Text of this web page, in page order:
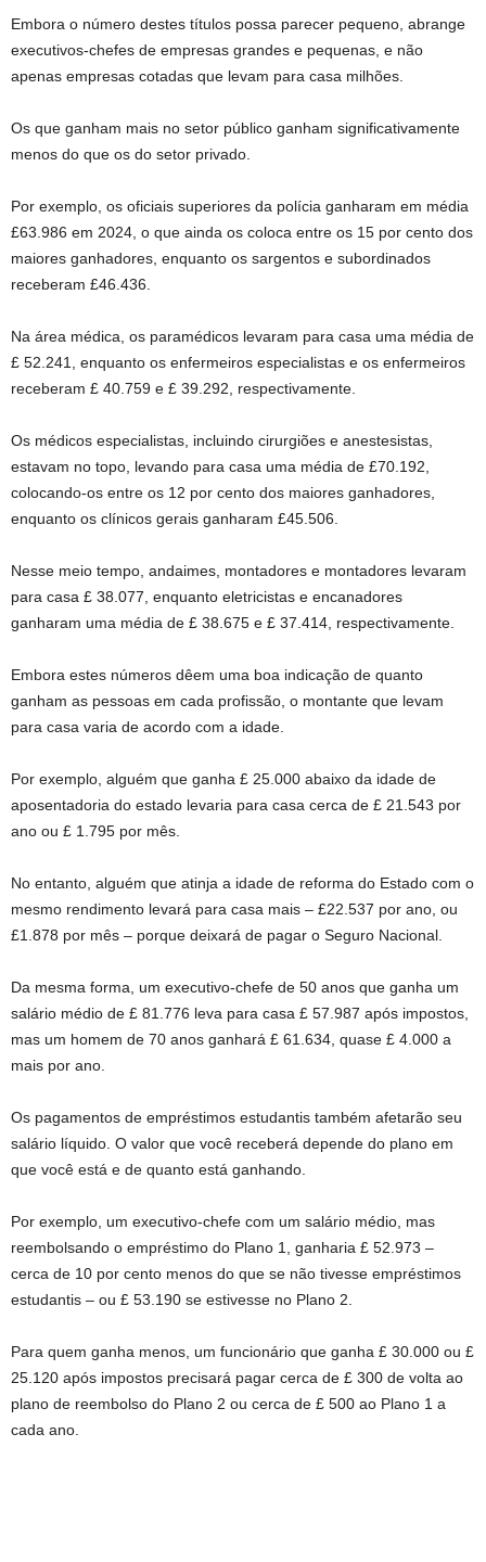
Embora o número destes títulos possa parecer pequeno, abrange
executivos-chefes de empresas grandes e pequenas, e não
apenas empresas cotadas que levam para casa milhões.
Os que ganham mais no setor público ganham significativamente
menos do que os do setor privado.
Por exemplo, os oficiais superiores da polícia ganharam em média
£63.986 em 2024, o que ainda os coloca entre os 15 por cento dos
maiores ganhadores, enquanto os sargentos e subordinados
receberam £46.436.
Na área médica, os paramédicos levaram para casa uma média de
£ 52.241, enquanto os enfermeiros especialistas e os enfermeiros
receberam £ 40.759 e £ 39.292, respectivamente.
Os médicos especialistas, incluindo cirurgiões e anestesistas,
estavam no topo, levando para casa uma média de £70.192,
colocando-os entre os 12 por cento dos maiores ganhadores,
enquanto os clínicos gerais ganharam £45.506.
Nesse meio tempo, andaimes, montadores e montadores levaram
para casa £ 38.077, enquanto eletricistas e encanadores
ganharam uma média de £ 38.675 e £ 37.414, respectivamente.
Embora estes números dêem uma boa indicação de quanto
ganham as pessoas em cada profissão, o montante que levam
para casa varia de acordo com a idade.
Por exemplo, alguém que ganha £ 25.000 abaixo da idade de
aposentadoria do estado levaria para casa cerca de £ 21.543 por
ano ou £ 1.795 por mês.
No entanto, alguém que atinja a idade de reforma do Estado com o
mesmo rendimento levará para casa mais – £22.537 por ano, ou
£1.878 por mês – porque deixará de pagar o Seguro Nacional.
Da mesma forma, um executivo-chefe de 50 anos que ganha um
salário médio de £ 81.776 leva para casa £ 57.987 após impostos,
mas um homem de 70 anos ganhará £ 61.634, quase £ 4.000 a
mais por ano.
Os pagamentos de empréstimos estudantis também afetarão seu
salário líquido. O valor que você receberá depende do plano em
que você está e de quanto está ganhando.
Por exemplo, um executivo-chefe com um salário médio, mas
reembolsando o empréstimo do Plano 1, ganharia £ 52.973 –
cerca de 10 por cento menos do que se não tivesse empréstimos
estudantis – ou £ 53.190 se estivesse no Plano 2.
Para quem ganha menos, um funcionário que ganha £ 30.000 ou £
25.120 após impostos precisará pagar cerca de £ 300 de volta ao
plano de reembolso do Plano 2 ou cerca de £ 500 ao Plano 1 a
cada ano.